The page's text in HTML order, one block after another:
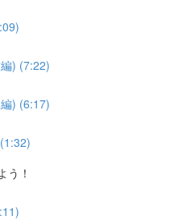
) (7:22)
) (6:17)
う！